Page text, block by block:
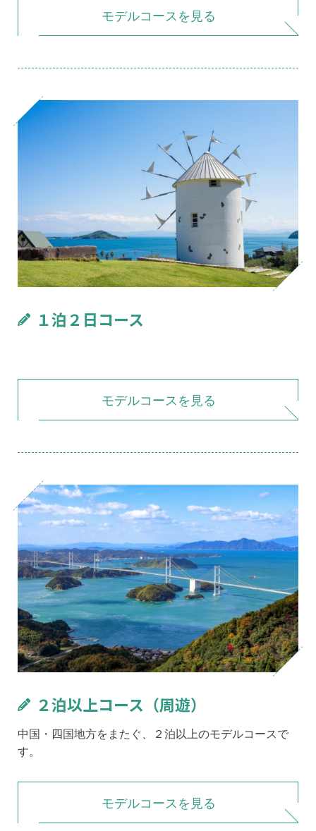
モデルコースを見る
１泊２日コース
モデルコースを見る
２泊以上コース（周遊）
中国・四国地方をまたぐ、２泊以上のモデルコースで
す。
モデルコースを見る